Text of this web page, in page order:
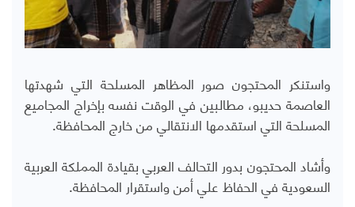
واستنكر المحتجون صور المظاهر المسلحة التي شهدتها
العاصمة حديبو، مطالبين في الوقت نفسه بإخراج المجاميع
المسلحة التي استقدمها الانتقالي من خارج المحافظة.
وأشاد المحتجون بدور التحالف العربي بقيادة المملكة العربية
السعودية في الحفاظ علي أمن واستقرار المحافظة.